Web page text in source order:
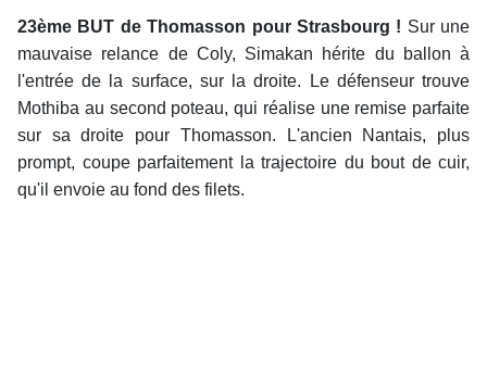
23ème BUT de Thomasson pour Strasbourg ! Sur une
mauvaise relance de Coly, Simakan hérite du ballon à
l'entrée de la surface, sur la droite. Le défenseur trouve
Mothiba au second poteau, qui réalise une remise parfaite
sur sa droite pour Thomasson. L'ancien Nantais, plus
prompt, coupe parfaitement la trajectoire du bout de cuir,
qu'il envoie au fond des filets.